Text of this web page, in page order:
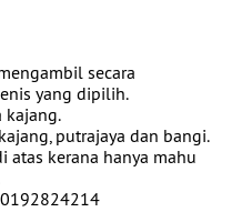
secara
yang dipilih.
kajang.
putrajaya dan bangi.
kerana hanya mahu